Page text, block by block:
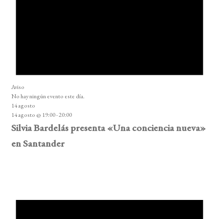
Aviso
No hay ningún evento este día.
14 agosto
14 agosto @ 19:00-20:00
Silvia Bardelás presenta «Una conciencia nueva»
en Santander